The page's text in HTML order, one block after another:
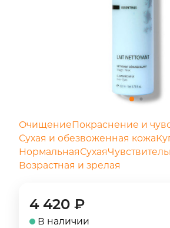
ОчищениеПокраснение и
Сухая и обезвоженная кожа
НормальнаяСухая
Возрастная и зрелая
4 420 ₽
В наличии